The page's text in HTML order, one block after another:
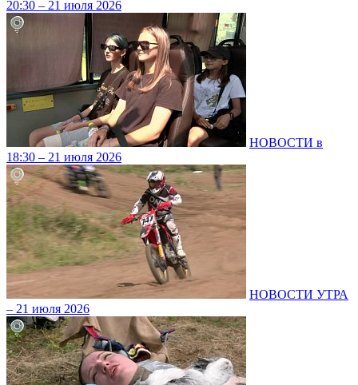
20:30 – 21 июля 2026
НОВОСТИ в
18:30 – 21 июля 2026
НОВОСТИ УТРА
– 21 июля 2026